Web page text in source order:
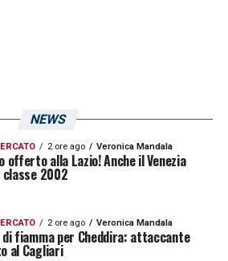
NEWS
2 ore ago Veronica Mandala
offerto alla Lazio! Anche il Venezia
classe 2002
2 ore ago Veronica Mandala
fiamma per Cheddira: attaccante
al Cagliari